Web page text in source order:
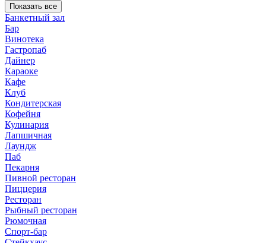
Показать все
Банкетный зал
Бар
Винотека
Гастропаб
Дайнер
Караоке
Кафе
Клуб
Кондитерская
Кофейня
Кулинария
Лапшичная
Лаундж
Паб
Пекарня
Пивной ресторан
Пиццерия
Ресторан
Рыбный ресторан
Рюмочная
Спорт-бар